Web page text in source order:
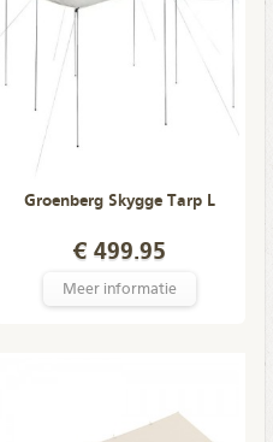
Groenberg Skygge Tarp L
€ 499.95
Meer informatie